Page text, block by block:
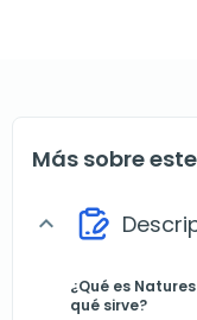
Más sobre
expand_more
¿Qué es
qué sirve?